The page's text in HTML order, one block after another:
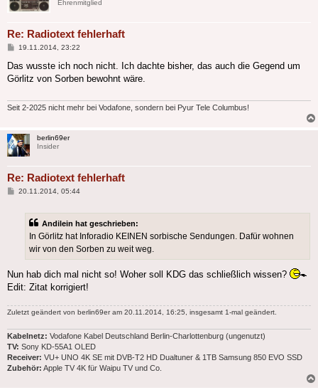
Ehrenmitglied
Re: Radiotext fehlerhaft
Beitrag
19.11.2014, 23:22
Das wusste ich noch nicht. Ich dachte bisher, das auch die Gegend um
Görlitz von Sorben bewohnt wäre.
Seit 2-2025 nicht mehr bei Vodafone, sondern bei Pyur Tele Columbus!
berlin69er
Insider
Re: Radiotext fehlerhaft
Beitrag
20.11.2014, 05:44
Andilein hat geschrieben:
In Görlitz hat Inforadio KEINEN sorbische Sendungen. Dafür wohnen
wir von den Sorben zu weit weg.
Nun hab dich mal nicht so! Woher soll KDG das schließlich wissen?
Edit: Zitat korrigiert!
Zuletzt geändert von berlin69eram 20.11.2014, 16:25, insgesamt 1-mal geändert.
Kabelnetz: Vodafone Kabel Deutschland Berlin-Charlottenburg (ungenutzt)
TV: Sony KD-55A1 OLED
Receiver: VU+ UNO 4K SE mit DVB-T2 HD Dualtuner & 1TB Samsung 850 EVO SSD
Zubehör: Apple TV 4K für Waipu TV und Co.